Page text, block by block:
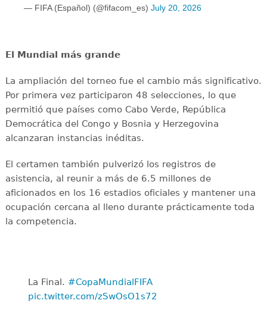
— FIFA (Español) (@fifacom_es) July 20, 2026
El Mundial más grande
La ampliación del torneo fue el cambio más significativo.
Por primera vez participaron 48 selecciones, lo que
permitió que países como Cabo Verde, República
Democrática del Congo y Bosnia y Herzegovina
alcanzaran instancias inéditas.
El certamen también pulverizó los registros de
asistencia, al reunir a más de 6.5 millones de
aficionados en los 16 estadios oficiales y mantener una
ocupación cercana al lleno durante prácticamente toda
la competencia.
La Final. ️ #CopaMundialFIFA
pic.twitter.com/zSwOsO1s72